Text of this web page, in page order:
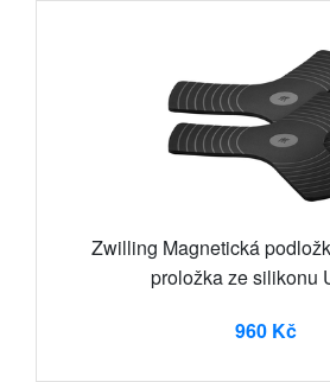
Zwilling Magnetická
proložka ze silikonu
960 Kč